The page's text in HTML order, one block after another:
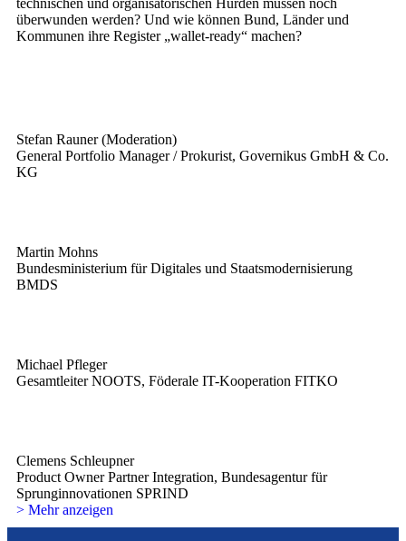
überwunden werden? Und wie können Bund, Länder und
Kommunen ihre Register „wallet-ready“ machen?
Stefan Rauner (Moderation)
General Portfolio Manager / Prokurist, Governikus GmbH & Co.
KG
Martin Mohns
Bundesministerium für Digitales und Staatsmodernisierung
BMDS
Michael Pfleger
Gesamtleiter NOOTS, Föderale IT-Kooperation FITKO
Clemens Schleupner
Product Owner Partner Integration, Bundesagentur für
Sprunginnovationen SPRIND
> Mehr anzeigen